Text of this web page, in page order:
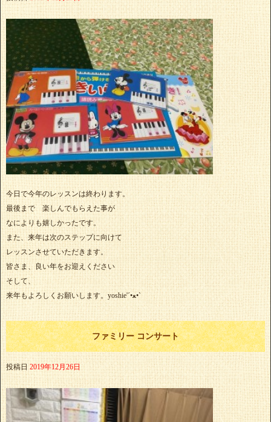
今日で今年のレッスンは終わります。
最後まで 楽しんでもらえた事が
なによりも嬉しかったです。
また、来年は次のステップに向けて
レッスンさせていただきます。
皆さま、良い年をお迎えください
そして、
来年もよろしくお願いします。yoshie'‎´•ﻌ•`
ファミリー コンサート
投稿日 2019年12月26日